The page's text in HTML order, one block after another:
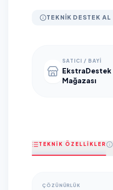
TEKNIK DESTEK AL
SATICI / BAYI
EkstraDestek
Mağazası
TEKNİK ÖZELLİKLER
ÇÖZÜNÜRLÜK